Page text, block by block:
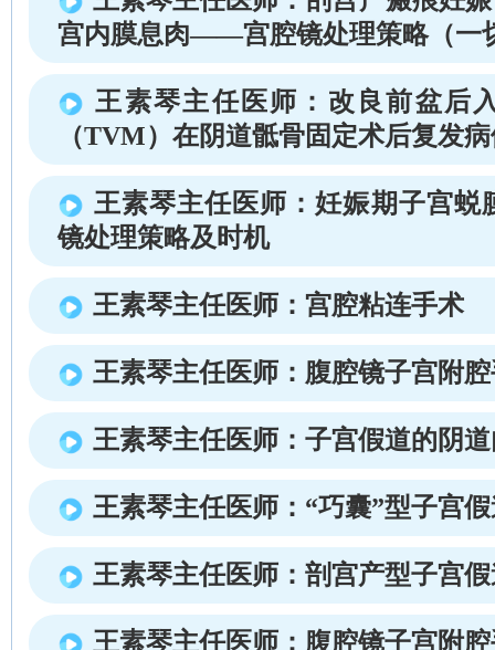
宫内膜息肉——宫腔镜处理策略（一
王素琴主任医师：改良前盆后
（TVM）在阴道骶骨固定术后复发
王素琴主任医师：妊娠期子宫蜕
镜处理策略及时机
王素琴主任医师：宫腔粘连手术
王素琴主任医师：腹腔镜子宫附
王素琴主任医师：子宫假道的阴
王素琴主任医师：“巧囊”型子宫
王素琴主任医师：剖宫产型子宫
王素琴主任医师：腹腔镜子宫附